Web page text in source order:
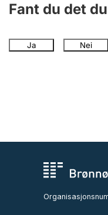
Fant du det
Ja Nei